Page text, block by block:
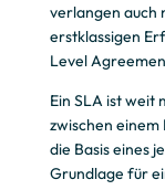
verlangen auch
erstklassigen
Level
Ein SLA ist weit
zwischen einem
die Basis eines
Grundlage für